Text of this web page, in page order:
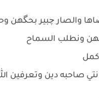
والصار چبير بحگهن
ونطلب السماح
صاحبه دين وتعرفين